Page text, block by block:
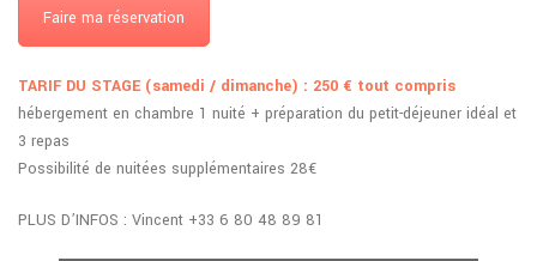
Faire ma réservation
TARIF DU STAGE (samedi / dimanche) : 250 € tout compris
hébergement en chambre 1 nuité + préparation du petit-déjeuner idéal et
3 repas
Possibilité de nuitées supplémentaires 28€
PLUS D’INFOS : Vincent +33 6 80 48 89 81